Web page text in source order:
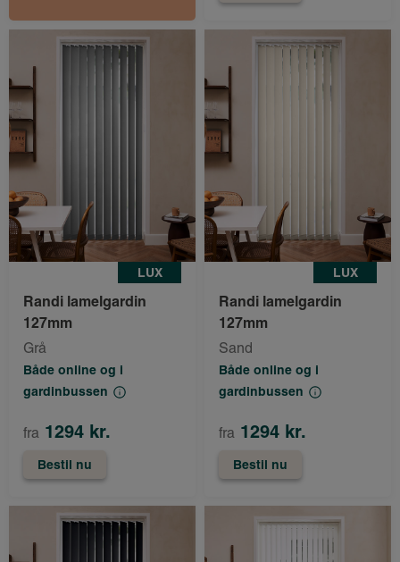
LUX
Randi lamelgardin
127mm
Grå
Både online og i
gardinbussen
fra 1294 kr.
Bestil nu
LUX
Randi lamelgardin
127mm
Sand
Både online og i
gardinbussen
fra 1294 kr.
Bestil nu